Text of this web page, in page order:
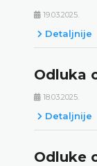
19.03.2025.
Detaljnije
Odluka
18.03.2025.
Detaljnije
Odluke